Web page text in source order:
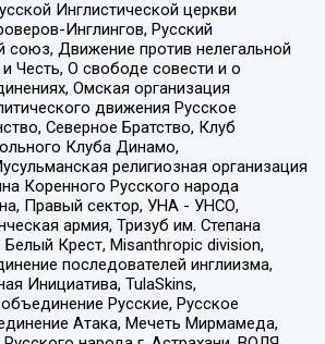
Инглистической церкви
Инглингов, Русский
Движение против нелегальной
Честь, О свободе совести и о
Омская организация
движения Русское
Северное Братство, Клуб
Клуба Динамо,
религиозная организация
Коренного Русского народа
Правый сектор, УНА - УНСО,
армия, Тризуб им. Степана
Крест, Misanthropic division,
последователей инглиизма,
Инициатива, TulaSkins,
Русские, Русское
Атака, Мечеть Мирмамеда,